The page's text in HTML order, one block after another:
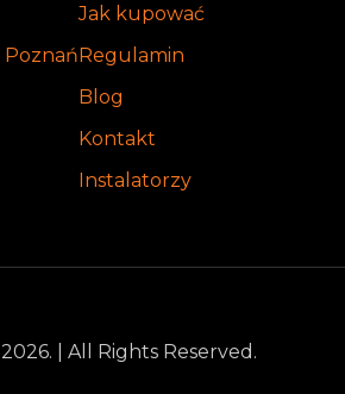
Jak kupować
Regulamin
Blog
Kontakt
Instalatorzy
| All Rights Reserved.